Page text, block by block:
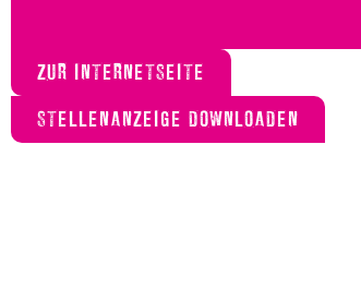
ZUR INTERNETSEITE
STELLENANZEIGE DOWNLOADEN